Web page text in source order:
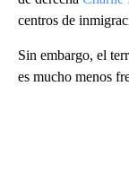
centros de
Sin embargo, el
es mucho menos